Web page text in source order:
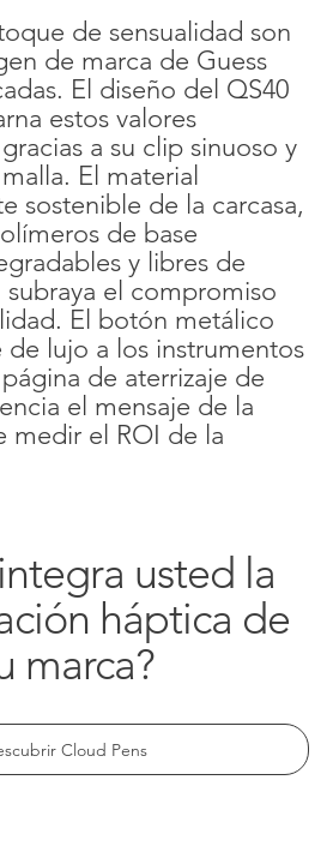
de sensualidad son
de marca de Guess
El diseño del QS40
estos valores
a su clip sinuoso y
El material
sostenible de la carcasa,
de base
y libres de
subraya el compromiso
El botón metálico
lujo a los instrumentos
de aterrizaje de
el mensaje de la
medir el ROI de la
usted la
háptica de
marca?
Cloud Pens